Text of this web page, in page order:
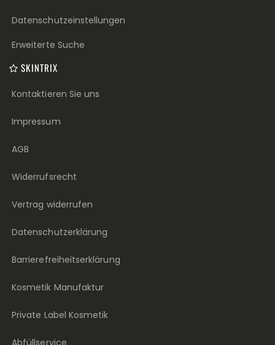
Datenschutzeinstellungen
Erweiterte Suche
SKINTRIX
Kontaktieren Sie uns
Impressum
AGB
Widerrufsrecht
Vertrag widerrufen
Datenschutzerklärung
Barrierefreiheitserklärung
Kosmetik Manufaktur
Private Label Kosmetik